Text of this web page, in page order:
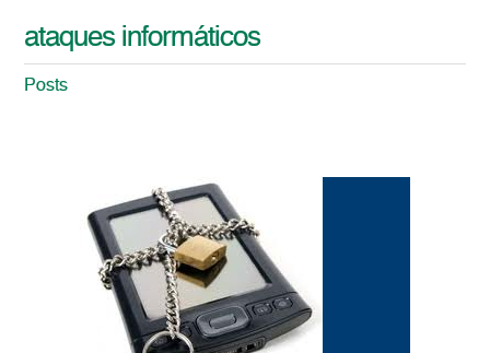
ataques informáticos
Posts